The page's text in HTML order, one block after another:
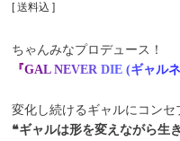
送料込
ちゃんみなプロデュース！
『GAL NEVER DIE (ギャルネ
変化し続けるギャルにコンセ
❝ギャルは形を変えながら生